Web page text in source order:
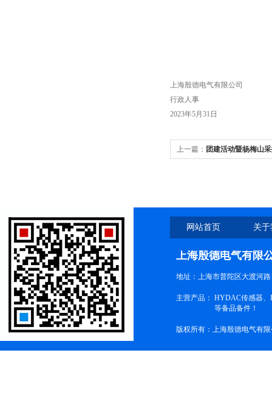
上海殷德电气有限公司
行政人事
2023年5月31日
上一篇： 团建活动暨杨梅山
网站首页 关
上海殷德电气有限
地址：上海市普陀区大渡河路
主营产品： HYDAC传感器、
等备品备件！
版权所有：上海殷德电气有